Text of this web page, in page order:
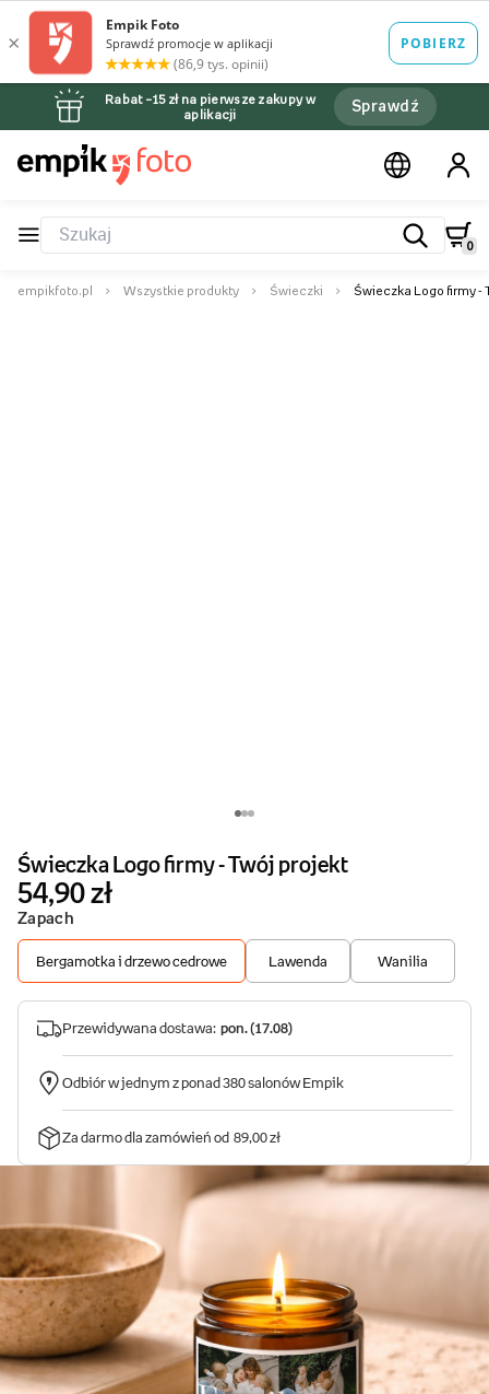
Rabat –15 zł na pierwsze zakupy w
aplikacji
Sprawdź
0
empikfoto.pl Wszystkie produkty Świeczki Świeczka Logo firmy -